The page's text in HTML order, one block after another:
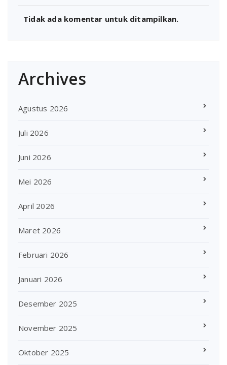
Tidak ada komentar untuk ditampilkan.
Archives
Agustus 2026
Juli 2026
Juni 2026
Mei 2026
April 2026
Maret 2026
Februari 2026
Januari 2026
Desember 2025
November 2025
Oktober 2025